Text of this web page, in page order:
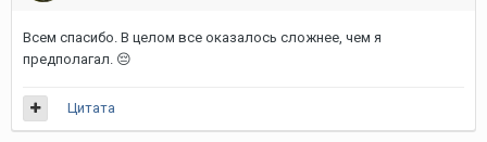
Всем спасибо. В целом все оказалось сложнее, чем я
предполагал. 😔
Цитата